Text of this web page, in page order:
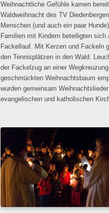
Weihnachtliche Gefühle kamen
Waldweihnacht des TV
Menschen (und auch ein paar
Familien mit Kindern beteiligten
Fackellauf. Mit Kerzen und Fackeln
den Tennisplätzen in den Wald.
der Fackelzug an einer
geschmückten Weihnachtsbaum
wurden gemeinsam
evangelischen und katholischen